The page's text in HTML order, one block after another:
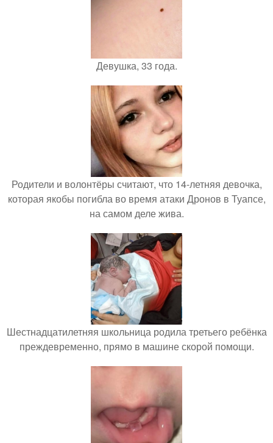
Девушка, 33 года.
Родители и волонтёры считают, что 14-летняя девочка,
которая якобы погибла во время атаки Дронов в Туапсе,
на самом деле жива.
Шестнадцатилетняя школьница родила третьего ребёнка
преждевременно, прямо в машине скорой помощи.